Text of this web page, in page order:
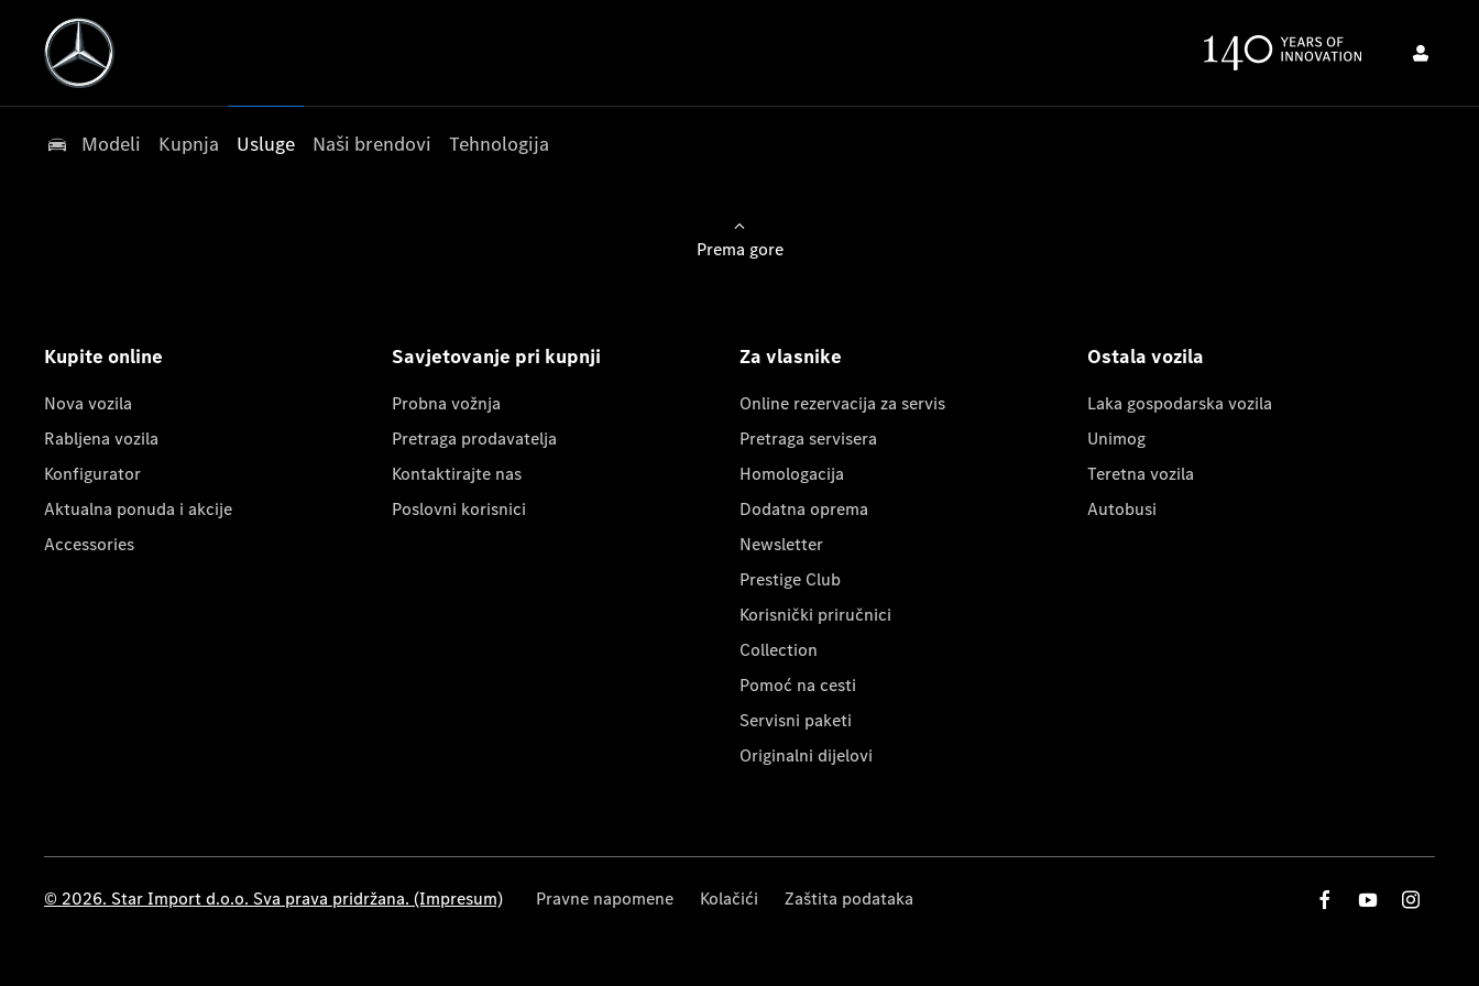
Modeli Kupnja Usluge Naši brendovi Tehnologija
Prema gore
Kupite online
Nova vozila
Rabljena vozila
Konfigurator
Aktualna ponuda i akcije
Accessories
Savjetovanje pri kupnji
Probna vožnja
Pretraga prodavatelja
Kontaktirajte nas
Poslovni korisnici
Za vlasnike
Online rezervacija za servis
Pretraga servisera
Homologacija
Dodatna oprema
Newsletter
Prestige Club
Korisnički priručnici
Collection
Pomoć na cesti
Servisni paketi
Originalni dijelovi
Ostala vozila
Laka gospodarska vozila
Unimog
Teretna vozila
Autobusi
© 2026. Star Import d.o.o. Sva prava pridržana. (Impresum) Pravne napomene Kolačići Zaštita podataka